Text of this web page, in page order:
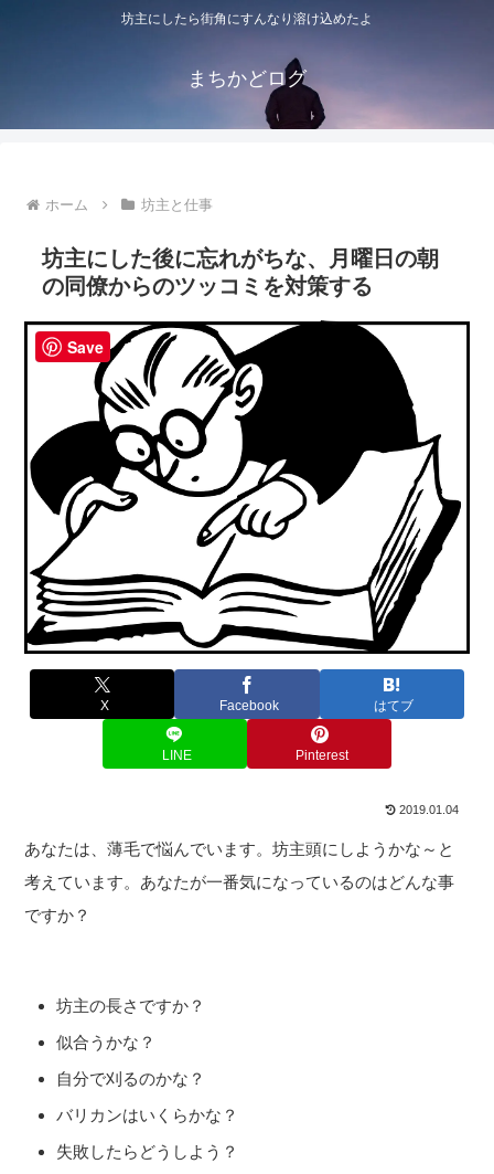
坊主にしたら街角にすんなり溶け込めたよ
まちかどログ
ホーム 坊主と仕事
坊主にした後に忘れがちな、月曜日の朝
の同僚からのツッコミを対策する
X Facebook はてブ
LINE Pinterest
2019.01.04
あなたは、薄毛で悩んでいます。坊主頭にしようかな～と
考えています。あなたが一番気になっているのはどんな事
ですか？
坊主の長さですか？
似合うかな？
自分で刈るのかな？
バリカンはいくらかな？
失敗したらどうしよう？
Save